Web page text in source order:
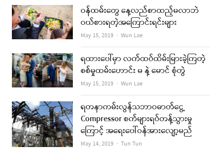
ဝန်ထမ်းတွေ နေ့လည်စာထည့်မလာဘဲ
ဝယ်စားရတဲ့အကြောင်းရင်းများ
May 15, 2019 Author
Wun Lae
ရထားပေါ်မှာ လက်ထပ်ထိမ်းမြားခဲ့ကြတဲ့
စစ်မှုထမ်းဟောင်း မ နဲ့ မောင် စုံတွဲ
May 15, 2019 Author
Wun Lae
ရတနာကမ်းလွန်သဘာဝဓာတ်ငွေ့
Compressor စက်များရပ်တန့်သွားမှု
ကြောင့် အရေးပေါ်ဝန်အားလျော့မည်
May 14, 2019 Author
Tun Tun